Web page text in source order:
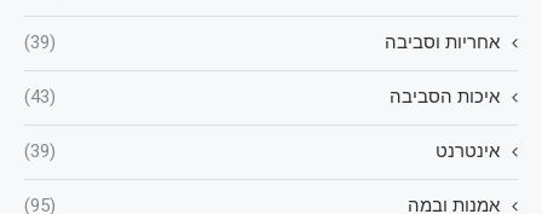
אחריות וסביבה (39)
איכות הסביבה (43)
אינטרנט (39)
אמנות ובמה (95)